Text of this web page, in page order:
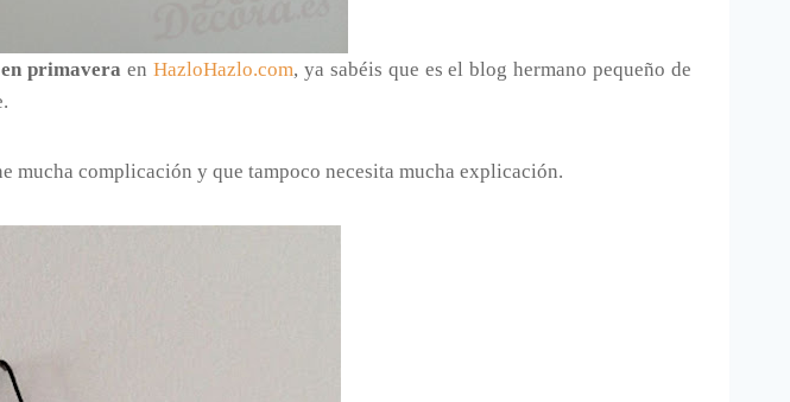
primavera enHazloHazlo.com, ya sabéis que es el blog hermano pequeño de
mucha complicación y que tampoco necesita mucha explicación.